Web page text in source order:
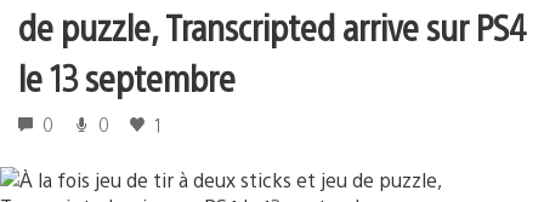
de puzzle, Transcripted arrive sur PS4
le 13 septembre
0 0 1